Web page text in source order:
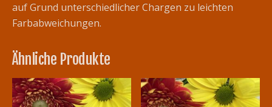
auf Grund unterschiedlicher Chargen zu leichten
Farbabweichungen.
Ähnliche Produkte